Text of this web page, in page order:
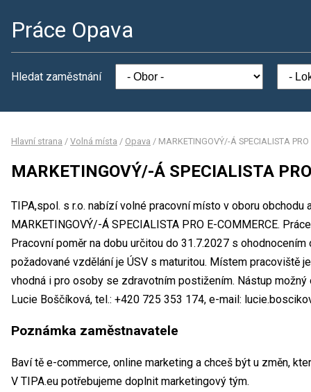
Práce Opava
Hledat zaměstnání
Hlavní strana / Volná místa / Opava / MARKETINGOVÝ/-Á SPECIALISTA
MARKETINGOVÝ/-Á SPECIALISTA
TIPA,spol. s r.o. nabízí volné pracovní místo v oboru obchodu
MARKETINGOVÝ/-Á SPECIALISTA PRO E-COMMERCE.
Pracovní poměr na dobu určitou do 31.7.2027 s
požadované vzdělání je ÚSV s maturitou. Místem pracoviště
vhodná i pro osoby se zdravotním postižením. Nástup
Lucie Boščíková, tel.: +420 725 353 174, e-mail:
Poznámka zaměstnavatele
Baví tě e-commerce, online marketing a chceš být u změn,
V TIPA.eu potřebujeme doplnit marketingový tým.